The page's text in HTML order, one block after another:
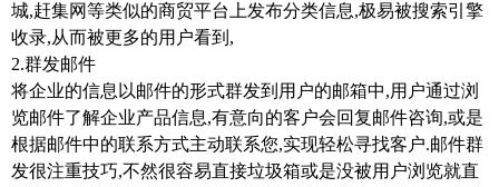
城,赶集网等类似的商贸平台上发布分类信息,极易被搜索引擎
收录,从而被更多的用户看到 ,
2.群发邮件
将企业的信息以邮件的形式群发到用户的邮箱中,用户通过浏
览邮件了解企业产品信息,有意向的客户会回复邮件咨询,或是
根据邮件中的联系方式主动联系您,实现轻松寻找客户.邮件群
发很注重技巧,不然很容易直接垃圾箱或是没被用户浏览就直